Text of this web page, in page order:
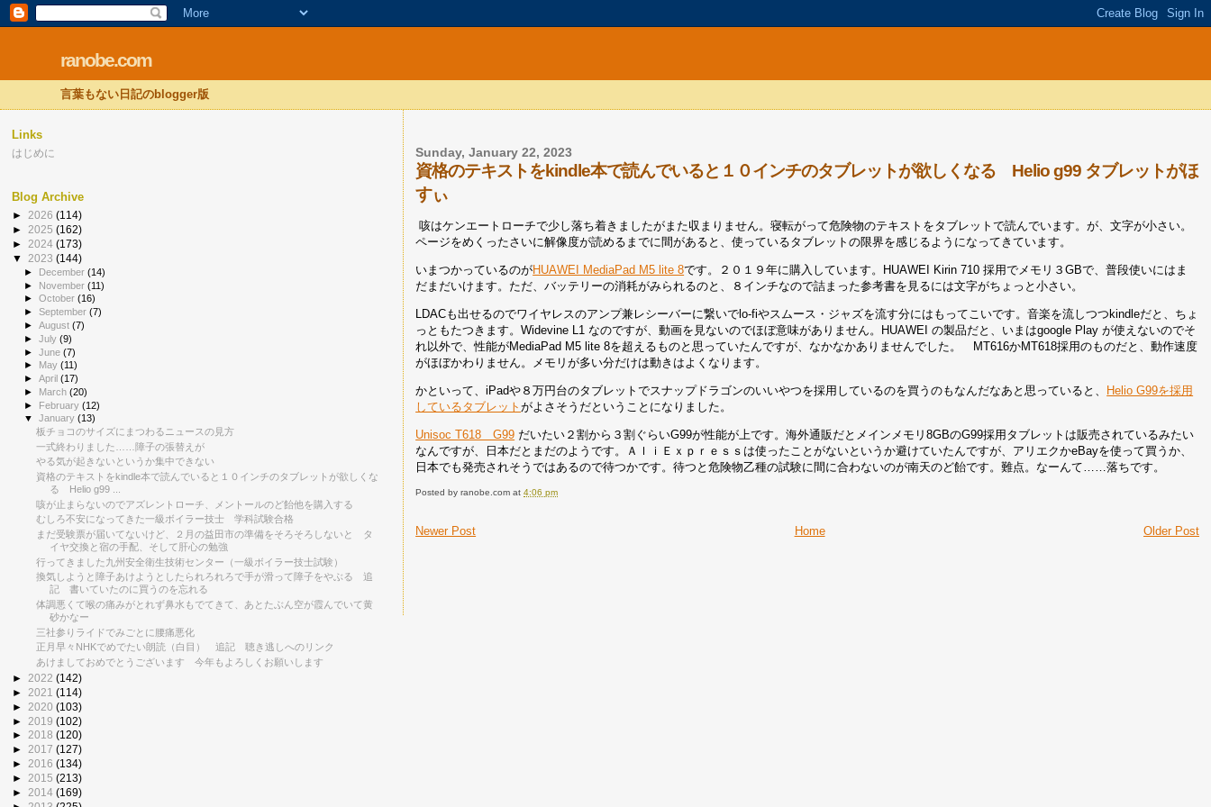
ranobe.com
言葉もない日記のblogger版
Sunday, January 22, 2023
資格のテキストをkindle本で読んでいると１０インチのタブレットが欲しくなる Helio g99 タブレットがほ
すぃ
咳はケンエートローチで少し落ち着きましたがまた収まりません。寝転がって危険物のテキストをタブレットで読んでいます。が、文字が小さい。
ページをめくったさいに解像度が読めるまでに間があると、使っているタブレットの限界を感じるようになってきています。
いまつかっているのがHUAWEI MediaPad M5 lite 8です。２０１９年に購入しています。HUAWEI Kirin 710 採用でメモリ３GBで、普段使いにはま
だまだいけます。ただ、バッテリーの消耗がみられるのと、８インチなので詰まった参考書を見るには文字がちょっと小さい。
LDACも出せるのでワイヤレスのアンプ兼レシーバーに繋いでlo-fiやスムース・ジャズを流す分にはもってこいです。音楽を流しつつkindleだと、ちょ
っともたつきます。Widevine L1 なのですが、動画を見ないのでほぼ意味がありません。HUAWEI の製品だと、いまはgoogle Play が使えないのでそ
れ以外で、性能がMediaPad M5 lite 8を超えるものと思っていたんですが、なかなかありませんでした。 MT616かMT618採用のものだと、動作速度
がほぼかわりません。メモリが多い分だけは動きはよくなります。
かといって、iPadや８万円台のタブレットでスナップドラゴンのいいやつを採用しているのを買うのもなんだなあと思っていると、
Helio G99を採用
しているタブレットがよさそうだということになりました。
Unisoc T618 G99 だいたい２割から３割ぐらいG99が性能が上です。海外通販だとメインメモリ8GBのG99採用タブレットは販売されているみたい
なんですが、日本だとまだのようです。ＡｌｉＥｘｐｒｅｓｓは使ったことがないというか避けていたんですが、アリエクかeBayを使って買うか、
日本でも発売されそうではあるので待つかです。待つと危険物乙種の試験に間に合わないのが南天のど飴です。難点。なーんて……落ちです。
Posted byranobe.com at4:06 pm
Newer Post Older Post
Home
Links
はじめに
Blog Archive
► 2026 (114)
► 2025 (162)
► 2024 (173)
▼ 2023 (144)
► December(14)
► November(11)
►October(16)
►September(7)
►August(7)
►July(9)
►June(7)
►
May(11)
►April(17)
► March(20)
► February(12)
▼January(13)
板チョコのサイズにまつわるニュースの見方
一式終わりました……障子の張替えが
やる気が起きないというか集中できない
資格のテキストをkindle本で読んでいると１０インチのタブレットが欲しくな
る Helio g99 ...
咳が止まらないのでアズレントローチ、メントールのど飴他を購入する
むしろ不安になってきた一級ボイラー技士 学科試験合格
まだ受験票が届いてないけど、２月の益田市の準備をそろそろしないと タ
イヤ交換と宿の手配、そして肝心の勉強
行ってきました九州安全衛生技術センター（一級ボイラー技士試験）
換気しようと障子あけようとしたられろれろで手が滑って障子をやぶる 追
記 書いていたのに買うのを忘れる
体調悪くて喉の痛みがとれず鼻水もでてきて、あとたぶん空が霞んでいて黄
砂かなー
三社参りライドでみごとに腰痛悪化
正月早々NHKでめでたい朗読（白目） 追記 聴き逃しへのリンク
あけましておめでとうございます 今年もよろしくお願いします
► 2022 (142)
► 2021 (114)
► 2020 (103)
► 2019 (102)
► 2018 (120)
► 2017 (127)
► 2016 (134)
► 2015 (213)
► 2014 (169)